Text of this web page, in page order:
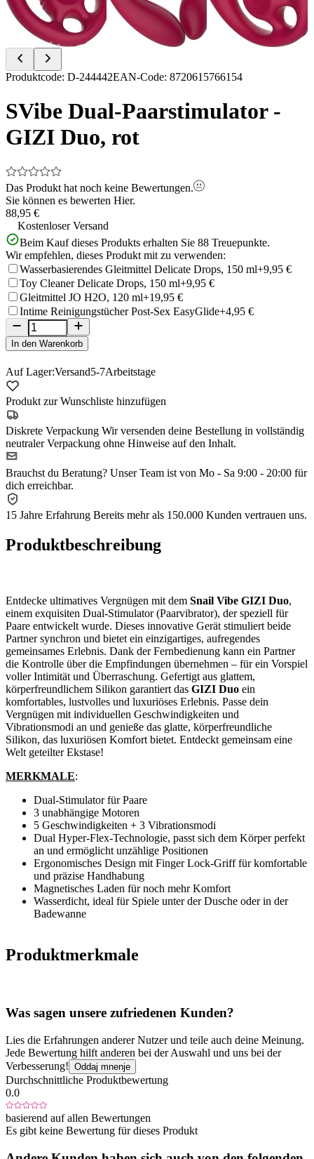
Item
of
9
Produktcode: D-244442EAN-Code: 8720615766154
SVibe Dual-Paarstimulator -
GIZI Duo, rot
Das Produkt hat noch keine Bewertungen.
Sie können es bewerten Hier.
88,95 €
Kostenloser Versand
Beim Kauf dieses Produkts erhalten Sie 88 Treuepunkte.
Wir empfehlen, dieses Produkt mit zu verwenden:
Wasserbasierendes Gleitmittel Delicate Drops, 150 ml+9,95 €
Toy Cleaner Delicate Drops, 150 ml+9,95 €
Gleitmittel JO H2O, 120 ml+19,95 €
Intime Reinigungstücher Post-Sex EasyGlide+4,95 €
In den Warenkorb
Auf Lager:Versand5-7Arbeitstage
Produkt zur Wunschliste hinzufügen
Diskrete Verpackung Wir versenden deine Bestellung in vollständig
neutraler Verpackung ohne Hinweise auf den Inhalt.
Brauchst du Beratung? Unser Team ist von Mo - Sa 9:00 - 20:00 für
dich erreichbar.
15 Jahre Erfahrung Bereits mehr als 150.000 Kunden vertrauen uns.
Produktbeschreibung
Entdecke ultimatives Vergnügen mit dem Snail Vibe GIZI Duo,
einem exquisiten Dual‑Stimulator (Paarvibrator), der speziell für
Paare entwickelt wurde. Dieses innovative Gerät stimuliert beide
Partner synchron und bietet ein einzigartiges, aufregendes
gemeinsames Erlebnis. Dank der Fernbedienung kann ein Partner
die Kontrolle über die Empfindungen übernehmen – für ein Vorspiel
voller Intimität und Überraschung. Gefertigt aus glattem,
körperfreundlichem Silikon garantiert das GIZI Duo ein
komfortables, lustvolles und luxuriöses Erlebnis. Passe dein
Vergnügen mit individuellen Geschwindigkeiten und
Vibrationsmodi an und genieße das glatte, körperfreundliche
Silikon, das luxuriösen Komfort bietet. Entdeckt gemeinsam eine
Welt geteilter Ekstase!
MERKMALE:
Dual‑Stimulator für Paare
3 unabhängige Motoren
5 Geschwindigkeiten + 3 Vibrationsmodi
Dual Hyper‑Flex‑Technologie, passt sich dem Körper perfekt
an und ermöglicht unzählige Positionen
Ergonomisches Design mit Finger Lock‑Griff für komfortable
und präzise Handhabung
Magnetisches Laden für noch mehr Komfort
Wasserdicht, ideal für Spiele unter der Dusche oder in der
Badewanne
Produktmerkmale
Was sagen unsere zufriedenen Kunden?
Lies die Erfahrungen anderer Nutzer und teile auch deine Meinung.
Jede Bewertung hilft anderen bei der Auswahl und uns bei der
Verbesserung! Oddaj mnenje
Durchschnittliche Produktbewertung
0.0
basierend auf allen Bewertungen
Es gibt keine Bewertung für dieses Produkt